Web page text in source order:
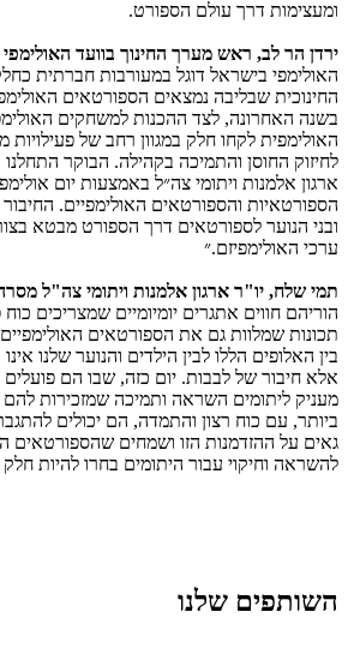
ומעצימות דרך עולם הספורט.
ירדן הר לב, ראש מערך החינוך בוועד
האולימפי בישראל דוגל במעורבות חברתית
החינוכית שבליבה נמצאים הספורטאים
בשנה האחרונה, לצד ההכנות למשחקים
האולימפית לקחו חלק במגוון רחב של פעילויות
לחיזוק החוסן והתמיכה בקהילה. הבוקר
ארגון אלמנות ויתומי צה״ל באמצעות יום
הספורטאיות והספורטאים האולימפיים.
ובני הנוער לספורטאים דרך הספורט מבטא
ערכי האולימפיזם.״
תמי שלח, יו"ר ארגון אלמנות ויתומי צה"ל
הוריהם חווים אתגרים יומיומיים שמצריכים
תכונות שמלוות גם את הספורטאים
בין האלופים הללו לבין הילדים והנוער שלנו
אלא חיבור של לבבות. יום כזה, שבו הם פועלים
מעניק ליתומים השראה ותמיכה שמזכירות
ביותר, עם כוח רצון והתמדה, הם יכולים
גאים על ההזדמנות הזו ושמחים שהספורטאים
להשראה וחיקוי עבור היתומים בחרו להיות
השותפים שלנו